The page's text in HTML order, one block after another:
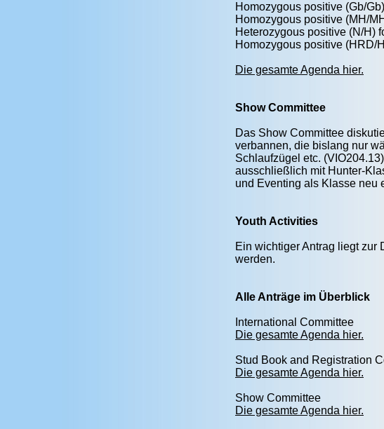
Homozygous positive (Gb/
Homozygous positive (MH/
Heterozygous positive (N/H)
Homozygous positive (HRD/
Die gesamte Agenda hier.
Show Committee
Das Show Committee
verbannen, die bislang nur
Schlaufzügel etc.
ausschließlich mit Hunter-
und Eventing als Klasse neu
Youth Activities
Ein wichtiger Antrag liegt zur
werden.
Alle Anträge im Überblick
International Committee
Die gesamte Agenda hier.
Stud Book and Registration
Die gesamte Agenda hier.
Show Committee
Die gesamte Agenda hier.